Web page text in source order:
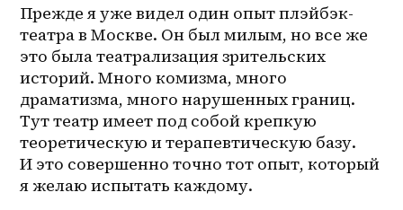
Прежде я уже видел один опыт плэйбэк-
театра в Москве. Он был милым, но все же
это была театрализация зрительских
историй. Много комизма, много
драматизма, много нарушенных границ.
Тут театр имеет под собой крепкую
теоретическую и терапевтическую базу.
И это совершенно точно тот опыт, который
я желаю испытать каждому.